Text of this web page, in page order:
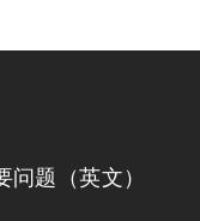
题（英文）